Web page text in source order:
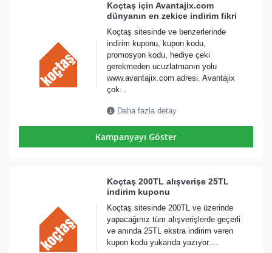
Koçtaş için Avantajix.com
dünyanın en zekice indirim fikri
Koçtaş sitesinde ve benzerlerinde
indirim kuponu, kupon kodu,
promosyon kodu, hediye çeki
gerekmeden ucuzlatmanın yolu
www.avantajix.com adresi. Avantajix
çok...
Daha fazla detay
Kampanyayı Göster
Koçtaş 200TL alışverişe 25TL
indirim kuponu
Koçtaş sitesinde 200TL ve üzerinde
yapacağınız tüm alışverişlerde geçerli
ve anında 25TL ekstra indirim veren
kupon kodu yukarıda yazıyor....